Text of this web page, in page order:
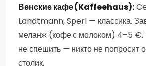
Венские кафе (Kaffeehaus):
Landtmann, Sperl — классика.
меланж (кофе с молоком) 4–5 €.
не спешить — никто не попросит
столик.